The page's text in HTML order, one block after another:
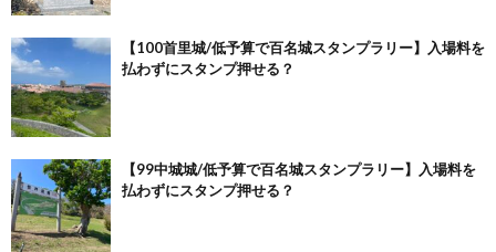
【100首里城/低予算で百名城スタンプラリー】入場料を
払わずにスタンプ押せる？
【99中城城/低予算で百名城スタンプラリー】入場料を
払わずにスタンプ押せる？